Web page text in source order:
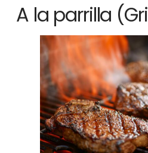
A la parrilla